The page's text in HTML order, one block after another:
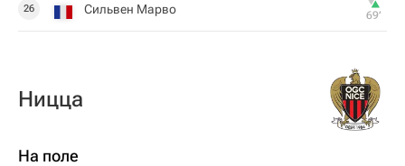
26 Сильвен Марво 69‎’‎
Ницца
На поле